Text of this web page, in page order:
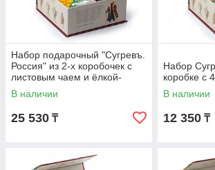
Набор подарочный "Сугревъ.
Россия" из 2-х коробочек с
листовым чаем и ёлкой-
матрешкой
В наличии
25 530 ₸
Набор
коробке с
В наличии
12 350 ₸